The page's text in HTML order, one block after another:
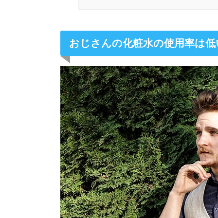
おじさんの化粧水の使用率は低